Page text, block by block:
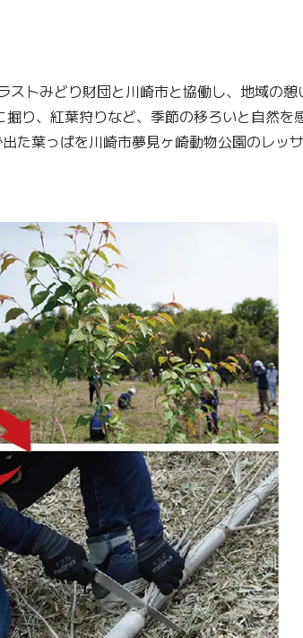
トみどり財団と川崎市と協働し、地域の
り、紅葉狩りなど、季節の移ろいと自然を
た葉っぱを川崎市夢見ヶ崎動物公園のレッ